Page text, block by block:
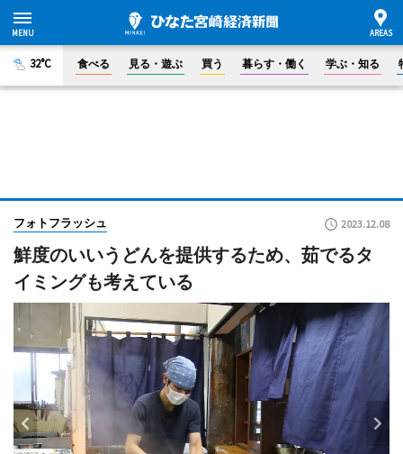
32°C 食べる 見る・遊ぶ 買う 暮らす・働く 学ぶ・知る
フォトフラッシュ 2023.12.08
鮮度のいいうどんを提供するため、茹でるタ
イミングも考えている